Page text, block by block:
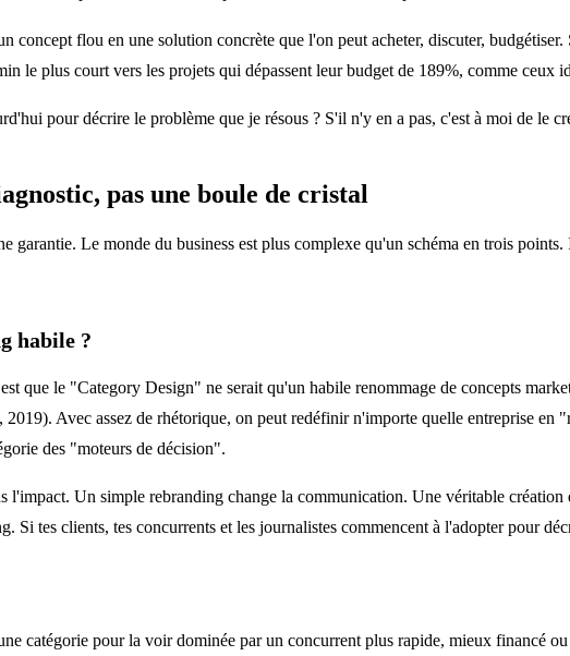
concept flou en une solution concrète que l'on peut acheter, discuter,
le plus court vers les projets qui dépassent leur budget de 189%, comme ceux
pour décrire le problème que je résous ? S'il n'y en a pas, c'est à moi de le
pas une boule de cristal
garantie. Le monde du business est plus complexe qu'un schéma en trois
habile ?
que le "Category Design" ne serait qu'un habile renommage de concepts
2019). Avec assez de rhétorique, on peut redéfinir n'importe quelle entreprise
des "moteurs de décision".
l'impact. Un simple rebranding change la communication. Une véritable
Si tes clients, tes concurrents et les journalistes commencent à l'adopter pour
catégorie pour la voir dominée par un concurrent plus rapide, mieux financé